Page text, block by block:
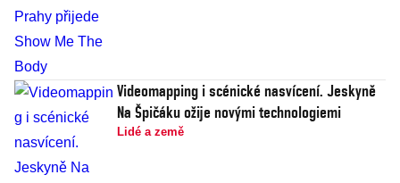
Videomapping i scénické nasvícení. Jeskyně
Na Špičáku ožije novými technologiemi
Lidé a země